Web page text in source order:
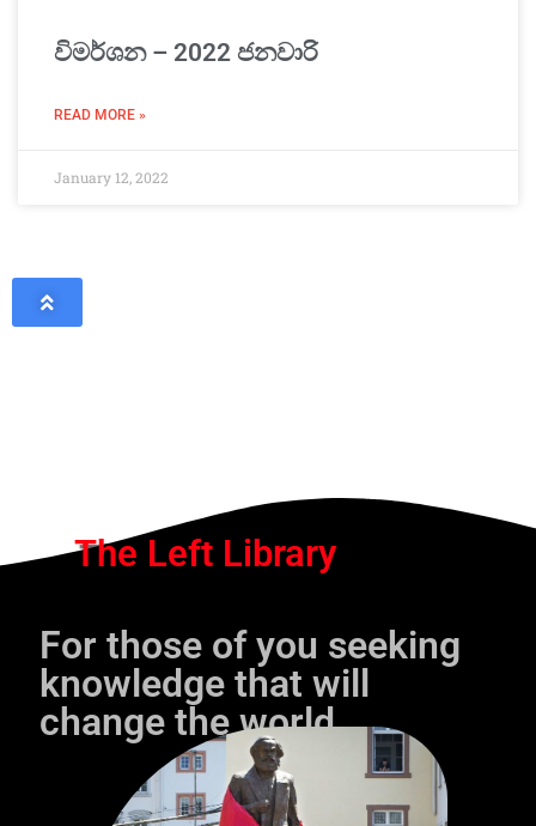
විමර්ශන – 2022 ජනවාරි
READ MORE »
January 12, 2022
The Left Library
For those of you seeking
knowledge that will
change the world